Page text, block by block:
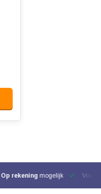
Op rekening mogelijk Voor